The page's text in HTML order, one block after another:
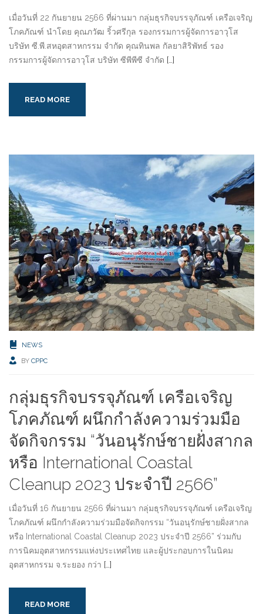
เมื่อวันที่ 22 กันยายน 2566 ที่ผ่านมา กลุ่มธุรกิจบรรจุภัณฑ์ เครือเจริญ
โภคภัณฑ์ นำโดย คุณภวัฒ ริ้วศรีกุล รองกรรมการผู้จัดการอาวุโส
บริษัท ซี.พี.สหอุตสาหกรรม จำกัด คุณทินพล กัลยาสิริพัทธ์ รอง
กรรมการผู้จัดการอาวุโส บริษัท ซีพีพีซี จำกัด […]
READ MORE
NEWS
BY CPPC
กลุ่มธุรกิจบรรจุภัณฑ์ เครือเจริญ
โภคภัณฑ์ ผนึกกำลังความร่วมมือ
จัดกิจกรรม “วันอนุรักษ์ชายฝั่งสากล
หรือ International Coastal
Cleanup 2023 ประจำปี 2566”
เมื่อวันที่ 16 กันยายน 2566 ที่ผ่านมา กลุ่มธุรกิจบรรจุภัณฑ์ เครือเจริญ
โภคภัณฑ์ ผนึกกำลังความร่วมมือจัดกิจกรรม “วันอนุรักษ์ชายฝั่งสากล
หรือ International Coastal Cleanup 2023 ประจำปี 2566” ร่วมกับ
การนิคมอุตสาหกรรมแห่งประเทศไทย และผู้ประกอบการในนิคม
อุตสาหกรรม จ.ระยอง กว่า […]
READ MORE